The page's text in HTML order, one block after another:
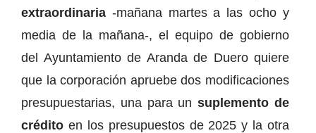
extraordinaria -mañana martes a las ocho y
media de la mañana-, el equipo de gobierno
del Ayuntamiento de Aranda de Duero quiere
que la corporación apruebe dos modificaciones
presupuestarias, una para unsuplemento de
crédito en los presupuestos de 2025 y la otra